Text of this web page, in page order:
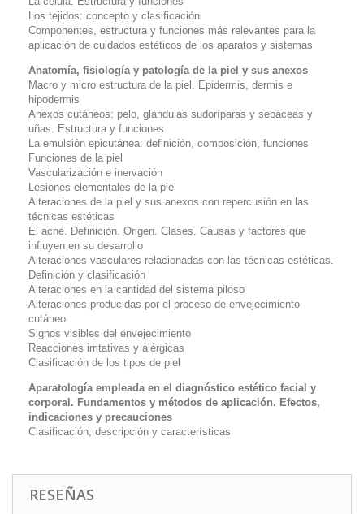
Los tejidos: concepto y clasificación
Componentes, estructura y funciones más relevantes para la
aplicación de cuidados estéticos de los aparatos y sistemas
Anatomía, fisiología y patología de la piel y sus anexos
Macro y micro estructura de la piel. Epidermis, dermis e
hipodermis
Anexos cutáneos: pelo, glándulas sudoríparas y sebáceas y
uñas. Estructura y funciones
La emulsión epicutánea: definición, composición, funciones
Funciones de la piel
Vascularización e inervación
Lesiones elementales de la piel
Alteraciones de la piel y sus anexos con repercusión en las
técnicas estéticas
El acné. Definición. Origen. Clases. Causas y factores que
influyen en su desarrollo
Alteraciones vasculares relacionadas con las técnicas estéticas.
Definición y clasificación
Alteraciones en la cantidad del sistema piloso
Alteraciones producidas por el proceso de envejecimiento
cutáneo
Signos visibles del envejecimiento
Reacciones irritativas y alérgicas
Clasificación de los tipos de piel
Aparatología empleada en el diagnóstico estético facial y
corporal. Fundamentos y métodos de aplicación. Efectos,
indicaciones y precauciones
Clasificación, descripción y características
RESEÑAS